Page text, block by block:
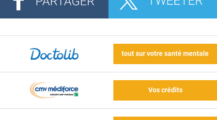
tout sur votre santé mentale
Vos crédits